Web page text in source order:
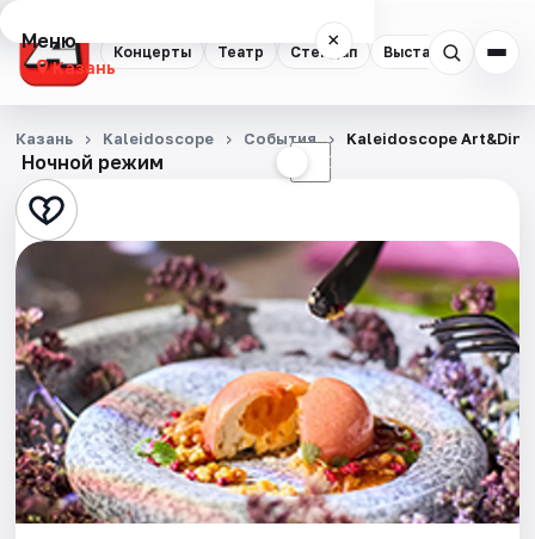
Концерты Театр Стендап Выставки
Меню ×
Казань
Концерты
Театр
Стендап
Выставки
Квесты
Экскурсии
Спорт
События
Ночной режим ☾
Казань Kaleidoscope События Kaleidoscope